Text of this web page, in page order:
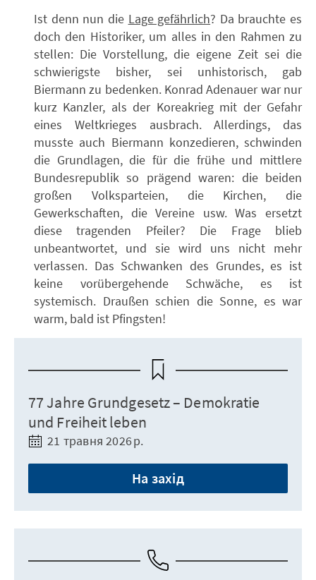
Ist denn nun die Lage gefährlich? Da brauchte es
doch den Historiker, um alles in den Rahmen zu
stellen: Die Vorstellung, die eigene Zeit sei die
schwierigste bisher, sei unhistorisch, gab
Biermann zu bedenken. Konrad Adenauer war nur
kurz Kanzler, als der Koreakrieg mit der Gefahr
eines Weltkrieges ausbrach. Allerdings, das
musste auch Biermann konzedieren, schwinden
die Grundlagen, die für die frühe und mittlere
Bundesrepublik so prägend waren: die beiden
großen Volksparteien, die Kirchen, die
Gewerkschaften, die Vereine usw. Was ersetzt
diese tragenden Pfeiler? Die Frage blieb
unbeantwortet, und sie wird uns nicht mehr
verlassen. Das Schwanken des Grundes, es ist
keine vorübergehende Schwäche, es ist
systemisch. Draußen schien die Sonne, es war
warm, bald ist Pfingsten!
77 Jahre Grundgesetz – Demokratie
und Freiheit leben
21 травня 2026 р.
На захід